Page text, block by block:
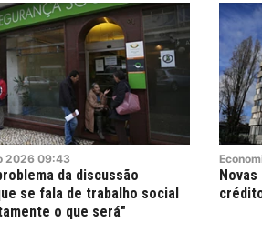
2026 09:43
da discussão
se fala de trabalho social
o que será"